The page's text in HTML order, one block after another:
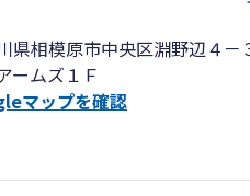
のみの契約も毎年250件超。
毎年増加中です。
では、経験豊富な担当者（税
にその業種に精通した担当
県相模原市中央区淵野辺４－
ームズ１Ｆ
マップを確認